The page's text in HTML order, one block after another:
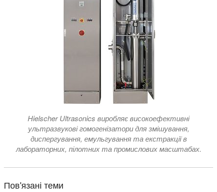
Hielscher Ultrasonics виробляє високоефективні
ультразвукові гомогенізатори для змішування,
диспергування, емульгування та екстракції в
лабораторних, пілотних та промислових масштабах.
Пов'язані теми